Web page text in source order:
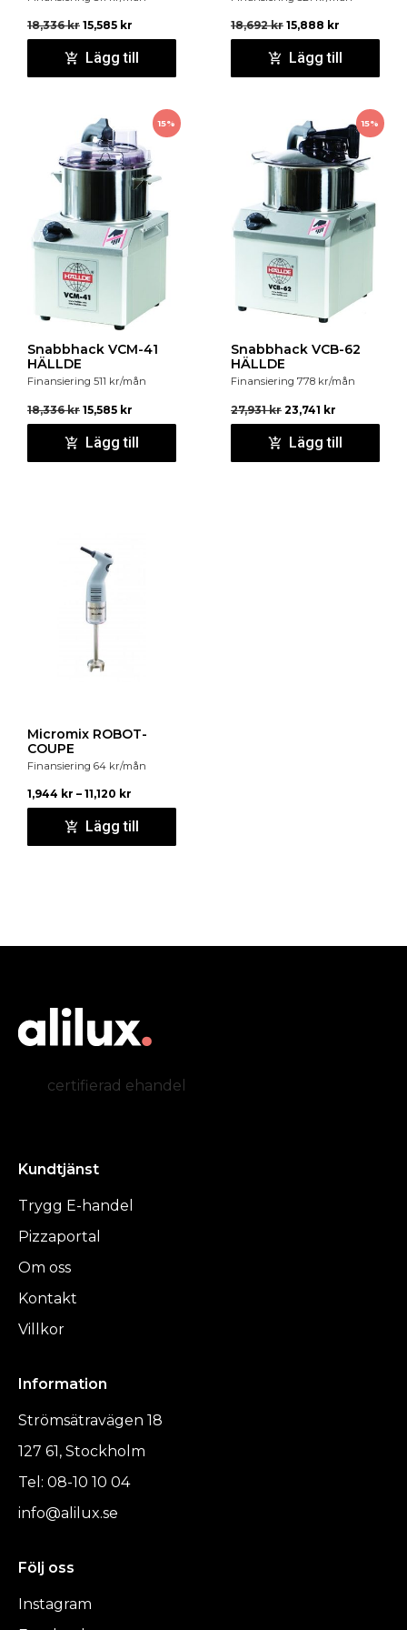
18,336kr 15,585 kr
Lägg till
18,692kr 15,888 kr
Lägg till
15%
Snabbhack VCM-41
HÄLLDE
Finansiering 511 kr/mån
18,336kr 15,585 kr
Lägg till
15%
Snabbhack VCB-62
HÄLLDE
Finansiering 778 kr/mån
27,931kr 23,741 kr
Lägg till
Micromix ROBOT-
COUPE
Finansiering 64 kr/mån
1,944 kr – 11,120 kr
Lägg till
certifierad ehandel
Kundtjänst
Trygg E-handel
Pizzaportal
Om oss
Kontakt
Villkor
Information
Strömsätravägen 18
127 61, Stockholm
Tel: 08-10 10 04
info@alilux.se
Följ oss
Instagram